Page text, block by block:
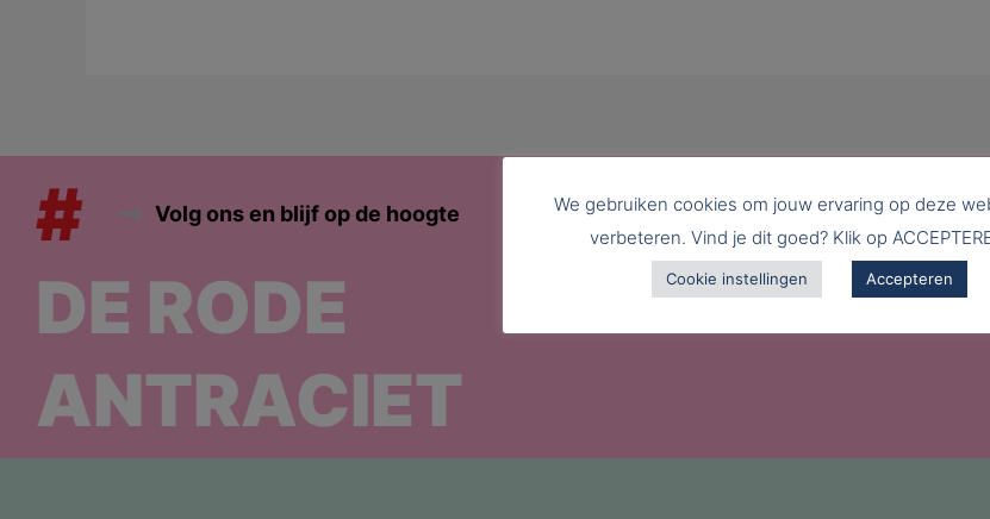
# Volg ons en blijf op de hoogte
DE RODE
ANTRACIET
We gebruiken cookies om jouw ervaring op deze
verbeteren. Vind je dit goed? Klik op
Cookie instellingen Accepteren